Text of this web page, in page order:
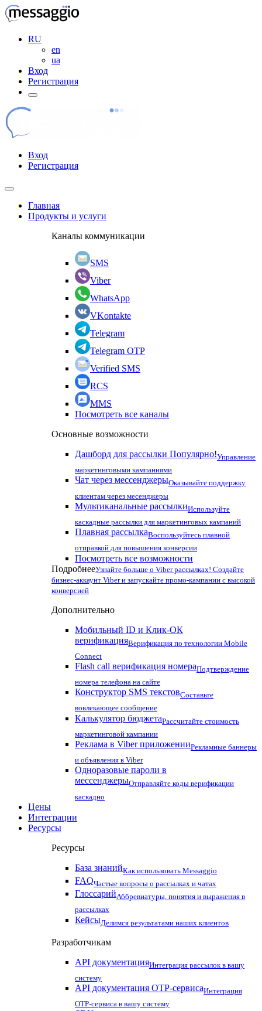
RU
en
ua
Вход
Регистрация
Вход
Регистрация
Главная
Продукты и услуги
Каналы коммуникации
SMS
Viber
WhatsApp
VKontakte
Telegram
Telegram OTP
Verified SMS
RCS
MMS
Посмотреть все каналы
Основные возможности
Дашборд для рассылки Популярно!Управление
маркетинговыми кампаниями
Чат через мессенджерыОказывайте поддержку
клиентам через месенджеры
Мультиканальные рассылкиИспользуйте
каскадные рассылки для маркетинговых кампаний
Плавная рассылкаВоспользуйтесь плавной
отправкой для повышения конверсии
Посмотреть все возможности
ПодробнееУзнайте больше о Viber рассылках! Создайте
бизнес-аккаунт Viber и запускайте промо-кампании с высокой
конверсией
Дополнительно
Мобильный ID и Клик-ОК
верификацияВерификация по технологии Mobile
Connect
Flash call верификация номераПодтверждение
номера телефона на сайте
Конструктор SMS текстовСоставьте
вовлекающее сообщение
Калькулятор бюджетаРассчитайте стоимость
маркетинговой кампании
Реклама в Viber приложенииРекламные баннеры
и объявления в Viber
Одноразовые пароли в
мессенджерыОтправляйте коды верификации
каскадно
Цены
Интеграции
Ресурсы
Ресурсы
База знанийКак использовать Messaggio
FAQЧастые вопросы о рассылках и чатах
ГлоссарийАббревиатуры, понятия и выражения в
рассылках
КейсыДелимся результатами наших клиентов
Разработчикам
API документацияИнтеграция рассылок в вашу
систему
API документация OTP-сервисаИнтеграция
OTP-сервиса в вашу систему